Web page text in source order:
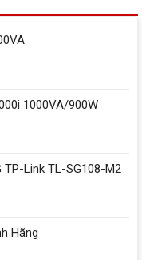
1000VA/900W
Link TL-SG108-M2
Hãng